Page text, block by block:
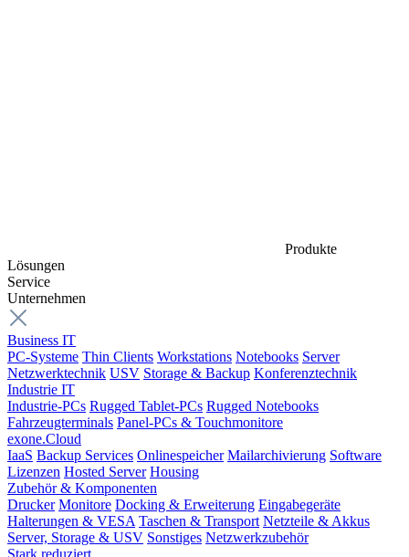
Produkte
Lösungen
Service
Unternehmen
Business IT
PC-Systeme Thin Clients Workstations Notebooks Server
Netzwerktechnik USV Storage & Backup Konferenztechnik
Industrie IT
Industrie-PCs Rugged Tablet-PCs Rugged Notebooks
Fahrzeugterminals Panel-PCs & Touchmonitore
exone.Cloud
IaaS Backup Services Onlinespeicher Mailarchivierung Software
Lizenzen Hosted Server Housing
Zubehör & Komponenten
Drucker Monitore Docking & Erweiterung Eingabegeräte
Halterungen & VESA Taschen & Transport Netzteile & Akkus
Server, Storage & USV Sonstiges Netzwerkzubehör
Stark reduziert